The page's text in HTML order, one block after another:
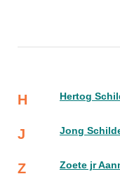
H Hertog
J Jong
Z Zoete jr